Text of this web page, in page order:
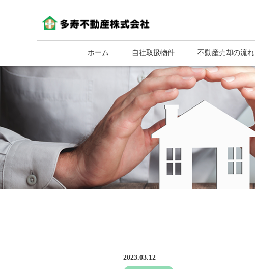
ホーム 自社取扱物件 不動産売却の流れ
2023.03.12